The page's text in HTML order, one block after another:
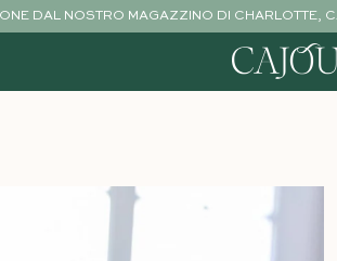
DAL NOSTRO MAGAZZINO DI CHARLOTTE,